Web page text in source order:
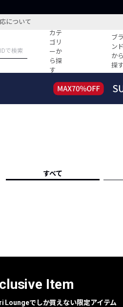
について
カテ
ゴリ
ーか
ら探
す
ブラ
ンド
から
探す
すべての
人気記
フォー
すべて
Item
Loungeでしか買えない限定アイテム